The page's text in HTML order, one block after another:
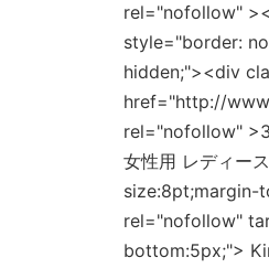
rel="nofollow"
style="border:
hidden;"><div
href="http://
rel="nofollow"
女性用 レディー
size:8pt;margin-
rel="nofollow"
bottom:5px;">